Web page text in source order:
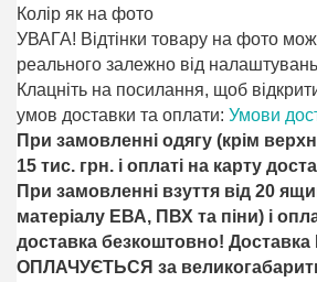
Колір як на фото
УВАГА! Відтінки товару на фото
реального залежно від
Клацніть на посилання, щоб
умов доставки та оплати:Умови
При замовленні одягу (крім
15 тис. грн. і оплаті на карту
При замовленні взуття від 20
матеріалу ЕВА, ПВХ та піни) і
доставка безкоштовно! Доставка
ОПЛАЧУЄТЬСЯ за